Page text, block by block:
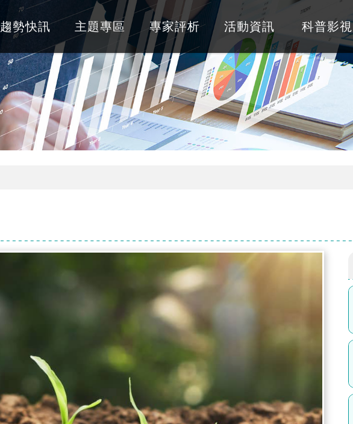
趨勢快訊 主題專區 專家評析 活動資訊 科普影視